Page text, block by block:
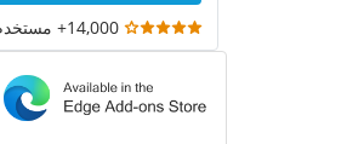
14,000+ مستخدم